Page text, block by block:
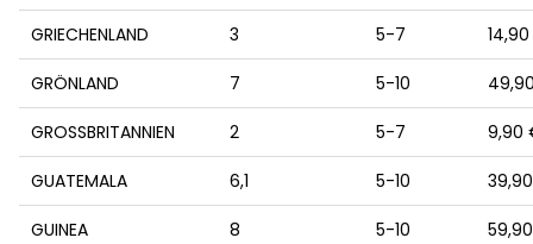
GRIECHENLAND 3 5-7
GRÖNLAND 7 5-10
GROSSBRITANNIEN 2 5-7 9,90
GUATEMALA 6,1 5-10
GUINEA 8 5-10